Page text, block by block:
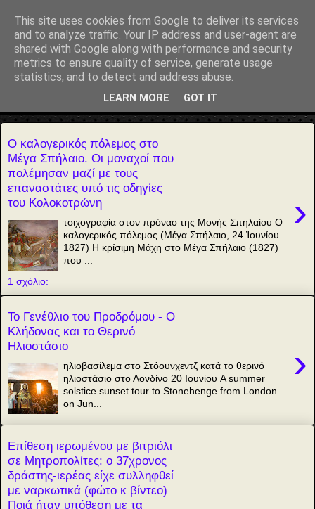
Αέναη επΑνάσταση
• Επιστήμη • Ψυχολογία • Λογοτεχνία • Τέχνες • Θεολογία •
Φιλοσοφία • Στοχασμοί... για τη μνήμη, τον άνθρωπο και το
Φως
Ο καλογερικός πόλεμος στο
Μέγα Σπήλαιο. Οι μοναχοί που
πολέμησαν μαζί με τους
επαναστάτες υπό τις οδηγίες
του Κολοκοτρώνη
›
τοιχογραφία στον πρόναο της Μονής Σπηλαίου Ο
καλογερικός πόλεμος (Μέγα Σπήλαιο, 24 Ἰουνίου
1827) Η κρίσιμη Μάχη στο Μέγα Σπήλαιο (1827)
που ...
1 σχόλιο:
Το Γενέθλιο του Προδρόμου - Ο
Κλήδονας και το Θερινό
Ηλιοστάσιο
›
ηλιοβασίλεμα στο Στόουνχεντζ κατά το θερινό
ηλιοστάσιο στο Λονδίνο 20 Ιουνίου A summer
solstice sunset tour to Stonehenge from London
on Jun...
Επίθεση ιερωμένου με βιτριόλι
σε Μητροπολίτες: ο 37χρονος
δράστης-ιερέας είχε συλληφθεί
με ναρκωτικά (φώτο κ βίντεο)
Ποιά ήταν υπόθεση με τα
This site uses cookies from Google to deliver its services
and to analyze traffic. Your IP address and user-agent are
shared with Google along with performance and security
metrics to ensure quality of service, generate usage
statistics, and to detect and address abuse.
LEARN MORE GOT IT